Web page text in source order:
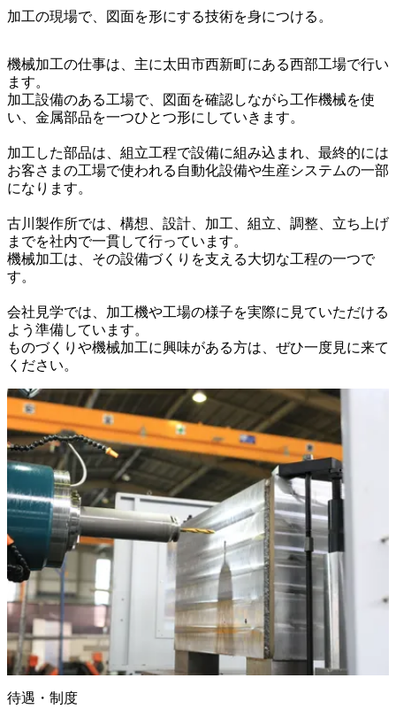
加工の現場で、図面を形にする技術を身につける。
機械加工の仕事は、主に太田市西新町にある西部工場で行い
ます。
加工設備のある工場で、図面を確認しながら工作機械を使
い、金属部品を一つひとつ形にしていきます。
加工した部品は、組立工程で設備に組み込まれ、最終的には
お客さまの工場で使われる自動化設備や生産システムの一部
になります。
古川製作所では、構想、設計、加工、組立、調整、立ち上げ
までを社内で一貫して行っています。
機械加工は、その設備づくりを支える大切な工程の一つで
す。
会社見学では、加工機や工場の様子を実際に見ていただける
よう準備しています。
ものづくりや機械加工に興味がある方は、ぜひ一度見に来て
待遇・制度